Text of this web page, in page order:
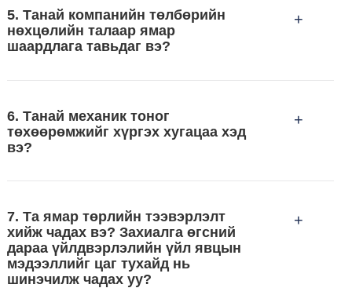
5. Танай компанийн төлбөрийн
нөхцөлийн талаар ямар
шаардлага тавьдаг вэ?
+
6. Танай механик тоног
төхөөрөмжийг хүргэх хугацаа хэд
вэ?
+
7. Та ямар төрлийн тээвэрлэлт
хийж чадах вэ? Захиалга өгсний
дараа үйлдвэрлэлийн үйл явцын
мэдээллийг цаг тухайд нь
шинэчилж чадах уу?
+